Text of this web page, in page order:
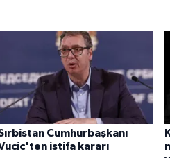
Cumhurbaşkanı
istifa kararı